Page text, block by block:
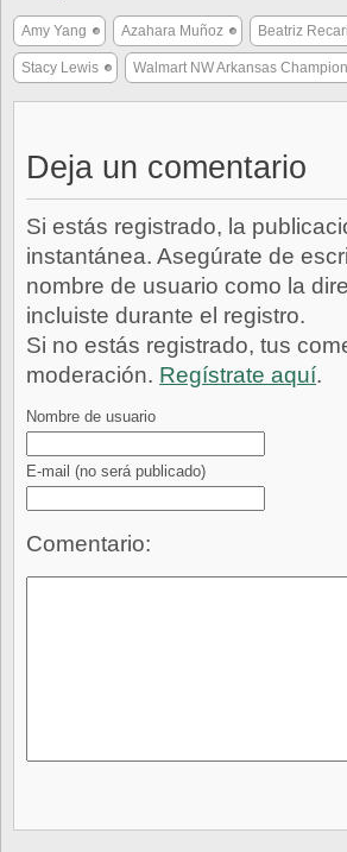
Amy Yang Azahara Muñoz Beatriz Recari
Stacy Lewis Walmart NW Arkansas
Deja un comentario
Si estás registrado, la
instantánea. Asegúrate de
nombre de usuario como la
incluiste durante el registro.
Si no estás registrado, tus
moderación. Regístrate aquí.
Nombre de usuario
E-mail (no será publicado)
Comentario: